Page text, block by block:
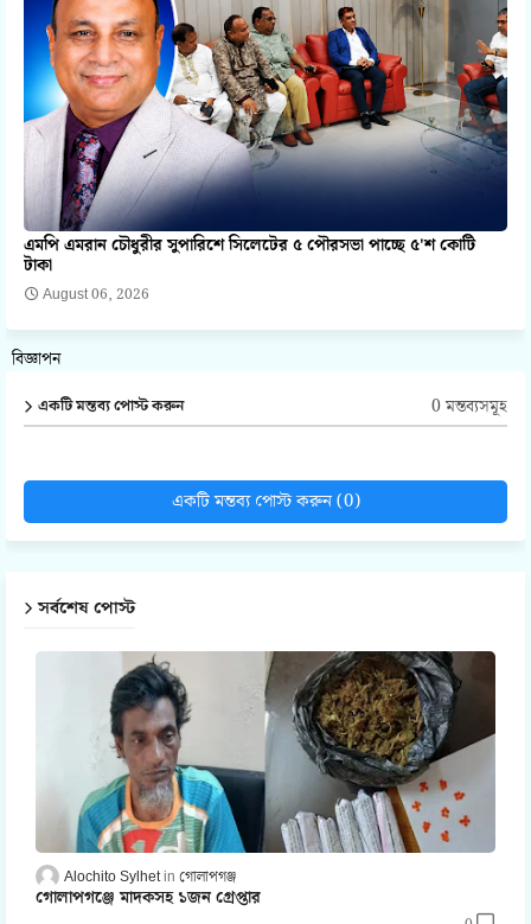
এমপি এমরান চৌধুরীর সুপারিশে সিলেটের ৫ পৌরসভা পাচ্ছে ৫'শ কোটি
টাকা
August 06, 2026
বিজ্ঞাপন
একটি মন্তব্য পোস্ট করুন 0 মন্তব্যসমূহ
একটি মন্তব্য পোস্ট করুন (0)
সর্বশেষ পোস্ট
Alochito Sylhet গোলাপগঞ্জ
গোলাপগঞ্জে মাদকসহ ১জন গ্রেপ্তার